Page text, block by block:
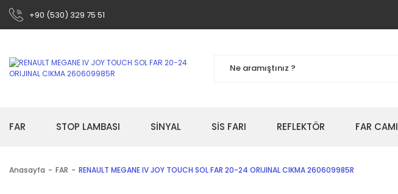
+90 (530) 329 75 51
FAR STOP LAMBASI SİNYAL SİS FARI REFLEKTÖR FAR CAMI
Anasayfa FAR RENAULT MEGANE IV JOY TOUCH SOL FAR 20-24 ORIJINAL CIKMA 260609985R